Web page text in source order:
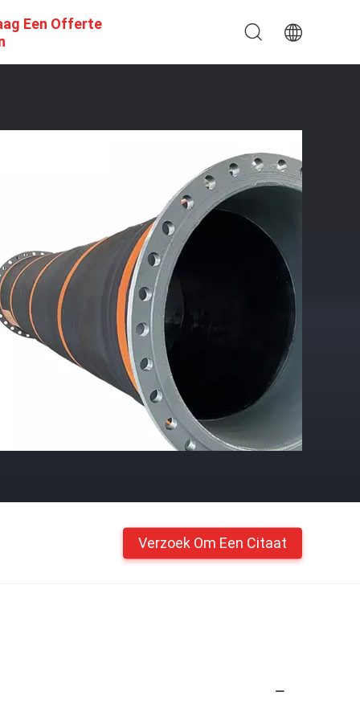
Een Offerte
Verzoek Om Een Citaat